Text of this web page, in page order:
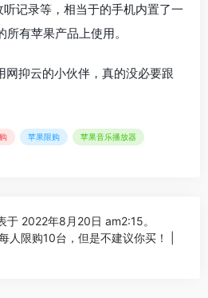
记录等，相当于的手机内置了一
有苹果产品上使用。
网抑云的小伙伴，真的没必要跟
苹果限购 苹果音乐播放器
于 2022年8月20日 am2:15。
人限购10台，但是不建议你买！ |